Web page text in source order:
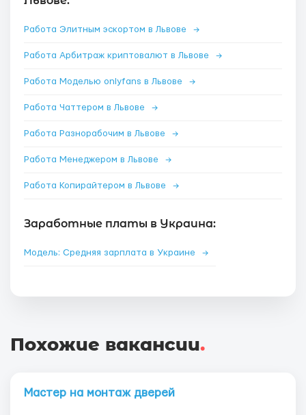
Работа Элитным эскортом в Львове →
Работа Арбитраж криптовалют в Львове →
Работа Моделью onlyfans в Львове →
Работа Чаттером в Львове →
Работа Разнорабочим в Львове →
Работа Менеджером в Львове →
Работа Копирайтером в Львове →
Заработные платы в Украина:
Модель: Средняя зарплата в Украине →
Похожие вакансии.
Мастер на монтаж дверей